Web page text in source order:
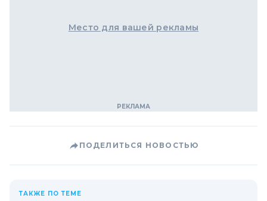
Место для вашей рекламы
ПОДЕЛИТЬСЯ НОВОСТЬЮ
ТАКЖЕ ПО ТЕМЕ